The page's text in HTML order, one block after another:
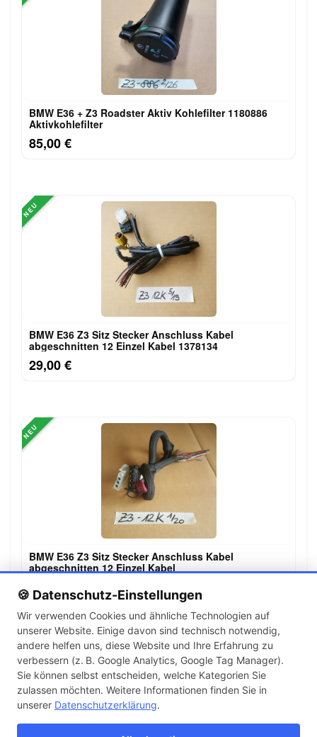
🍪 Datenschutz-Einstellungen
Wir verwenden Cookies und ähnliche Technologien auf
unserer Website. Einige davon sind technisch notwendig,
andere helfen uns, diese Website und Ihre Erfahrung zu
verbessern (z. B. Google Analytics, Google Tag Manager).
Sie können selbst entscheiden, welche Kategorien Sie
zulassen möchten. Weitere Informationen finden Sie in
unserer Datenschutzerklärung.
BMW E36 + Z3 Roadster Aktiv Kohlefilter 1180886
Aktivkohlefilter
85,00 €
NEU
BMW E36 Z3 Sitz Stecker Anschluss Kabel
abgeschnitten 12 Einzel Kabel 1378134
29,00 €
NEU
BMW E36 Z3 Sitz Stecker Anschluss Kabel
abgeschnitten 12 Einzel Kabel
29,00 €
← 1 2 3 … 143 →
Artikel pro Seite